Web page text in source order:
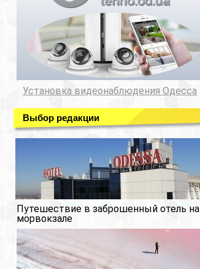
Установка видеонаблюдения Одесса
Выбор редакции
Путешествие в заброшенный отель на
морвокзале